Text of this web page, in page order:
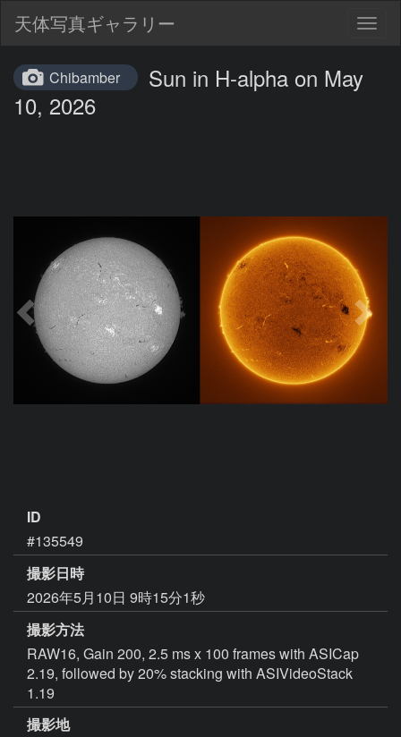
天体写真ギャラリー
Chibamber
Sun in H-alpha on May
10, 2026
ID
#135549
撮影日時
2026年5月10日 9時15分1秒
撮影方法
RAW16, Gain 200, 2.5 ms x 100 frames with ASICap
2.19, followed by 20% stacking with ASIVideoStack
1.19
撮影地